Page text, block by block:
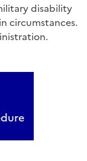
disability
circumstances.